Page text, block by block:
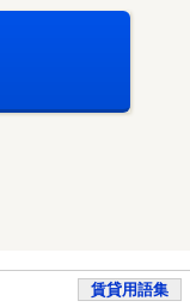
賃貸用語集